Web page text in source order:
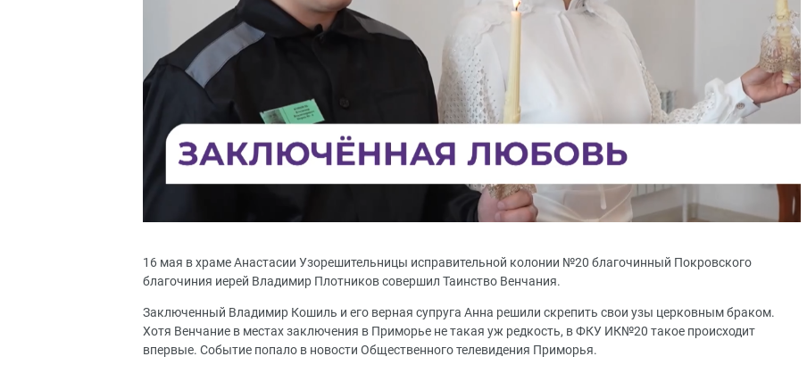
16 мая в храме Анастасии Узорешительницы исправительной колонии №20 благочинный Покровского
благочиния иерей Владимир Плотников совершил Таинство Венчания.
Заключенный Владимир Кошиль и его верная супруга Анна решили скрепить свои узы церковным браком.
Хотя Венчание в местах заключения в Приморье не такая уж редкость, в ФКУ ИК№20 такое происходит
впервые. Событие попало в новости Общественного телевидения Приморья.